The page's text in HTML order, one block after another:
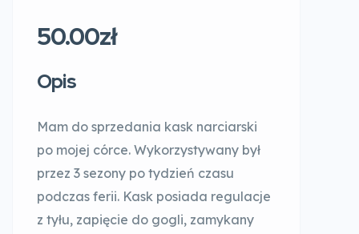
50.00zł
Opis
Mam do sprzedania kask narciarski
po mojej córce. Wykorzystywany był
przez 3 sezony po tydzień czasu
podczas ferii. Kask posiada regulacje
z tyłu, zapięcie do gogli, zamykany